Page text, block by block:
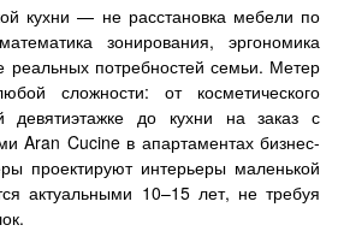
кухни — не расстановка мебели по
зонирования, эргономика
потребностей семьи. Метер
сложности: от косметического
девятиэтажке до кухни на заказ с
Aran Cucine в апартаментах бизнес-
проектируют интерьеры маленькой
актуальными 10–15 лет, не требуя